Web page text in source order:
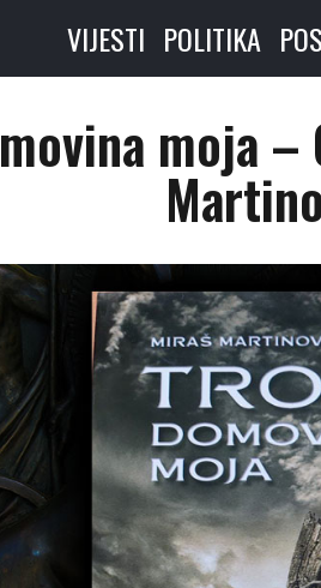
VIJESTI POLITIKA
moja